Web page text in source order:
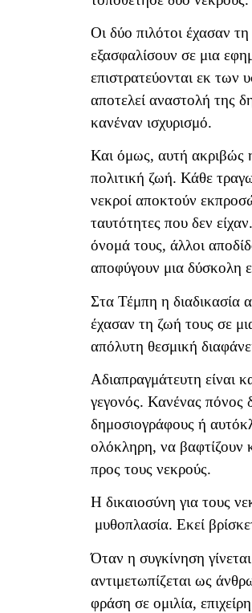
Οι δύο πιλότοι έχασαν
εξασφαλίσουν σε μια
επιστρατεύονται εκ των
αποτελεί αναστολή της
κανέναν ισχυρισμό.
Και όμως, αυτή ακριβώς
πολιτική ζωή. Κάθε
νεκροί αποκτούν
ταυτότητες που δεν
όνομά τους, άλλοι
αποφύγουν μια δύσκολη
Στα Τέμπη η διαδικασία
έχασαν τη ζωή τους σε
απόλυτη θεσμική
Αδιαπραγμάτευτη είναι
γεγονός. Κανένας πόνος
δημοσιογράφους ή
ολόκληρη, να βαφτίζουν
προς τους νεκρούς.
Η δικαιοσύνη για τους
μυθοπλασία. Εκεί
Όταν η συγκίνηση
αντιμετωπίζεται ως
φράση σε ομιλία,